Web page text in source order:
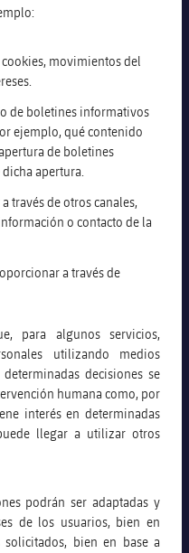
movimientos del
de boletines informativos
ejemplo, qué contenido
de boletines
apertura.
través de otros canales,
o contacto de la
a través de
para algunos servicios,
utilizando medios
decisiones se
humana como, por
interés en determinadas
llegar a utilizar otros
podrán ser adaptadas y
de los usuarios, bien en
bien en base a